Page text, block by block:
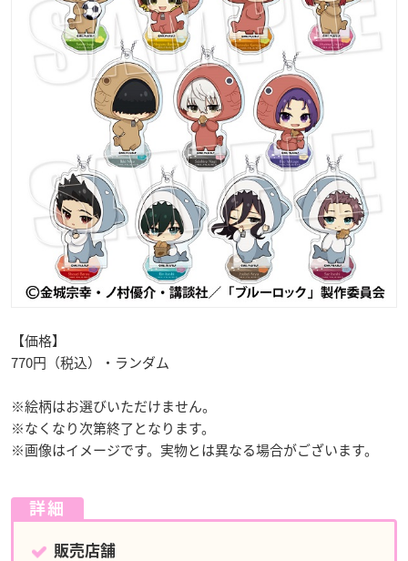
【価格】
770円（税込）・ランダム
※絵柄はお選びいただけません。
※なくなり次第終了となります。
※画像はイメージです。実物とは異なる場合がございます。
詳細
販売店舗